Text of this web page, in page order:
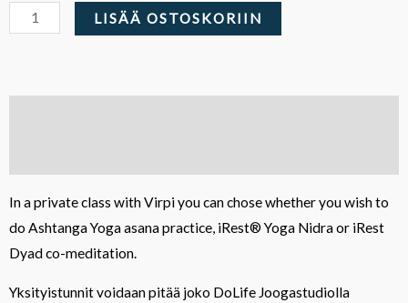
LISÄÄ OSTOSKORIIN
In a private class with Virpi you can chose whether you wish to
do Ashtanga Yoga asana practice, iRest® Yoga Nidra or iRest
Dyad co-meditation.
Yksityistunnit voidaan pitää joko DoLife Joogastudiolla